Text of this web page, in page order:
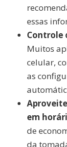
essas
Controle
Muitos
celular,
as
em
de
da